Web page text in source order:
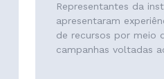
Representantes da
apresentaram
de recursos por meio
campanhas voltadas